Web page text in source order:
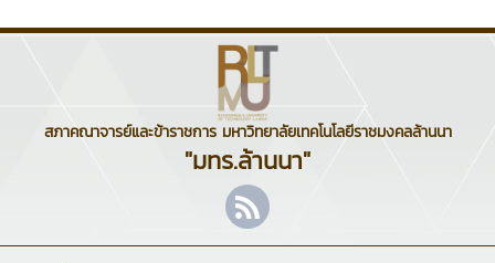
สภาคณาจารย์และข้าราชการ มหาวิทยาลัยเทคโนโลยีราชมงคลล้านนา
"มทร.ล้านนา"